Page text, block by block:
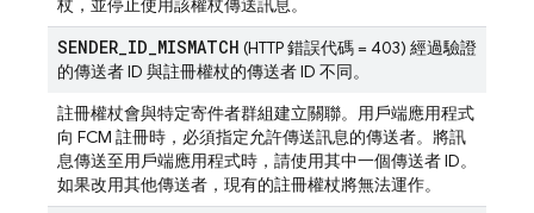
杖，並停止使用該權杖傳送訊息。
SENDER_ID_MISMATCH (HTTP 錯誤代碼 = 403) 經過驗證
的傳送者 ID 與註冊權杖的傳送者 ID 不同。
註冊權杖會與特定寄件者群組建立關聯。用戶端應用程式
向 FCM 註冊時，必須指定允許傳送訊息的傳送者。將訊
息傳送至用戶端應用程式時，請使用其中一個傳送者 ID。
如果改用其他傳送者，現有的註冊權杖將無法運作。